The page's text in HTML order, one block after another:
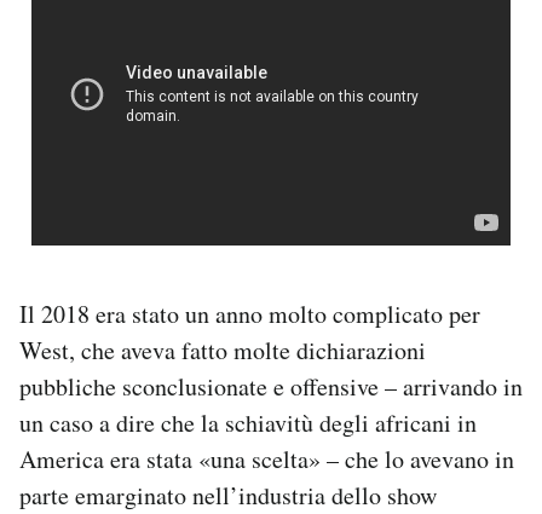
Il 2018 era stato un anno molto complicato per
West, che aveva fatto molte dichiarazioni
pubbliche sconclusionate e offensive – arrivando in
un caso a dire che la schiavitù degli africani in
America era stata «una scelta» – che lo avevano in
parte emarginato nell’industria dello show